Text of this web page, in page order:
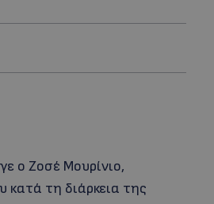
ο Ζοσέ Μουρίνιο,
τη διάρκεια της